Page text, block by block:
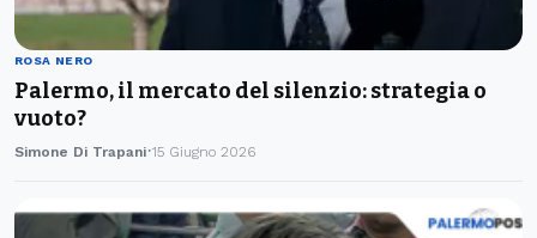
ROSA NERO
Palermo, il mercato del silenzio: strategia o
vuoto?
Simone Di Trapani 15 Giugno 2026